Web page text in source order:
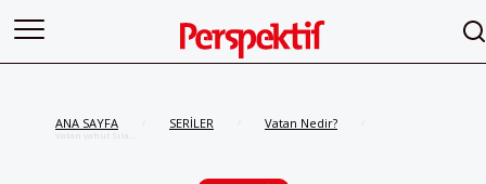
ANA SAYFA SERİLER Vatan Nedir?
Vatan yahut Sıla…